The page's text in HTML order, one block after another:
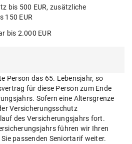
bis 500 EUR, zusätzliche
150 EUR
bis 2.000 EUR
Person das 65. Lebensjahr, so
für diese Person zum Ende
Sofern eine Altersgrenze
Versicherungsschutz
des Versicherungsjahrs fort.
führen wir Ihren
passenden Seniortarif weiter.